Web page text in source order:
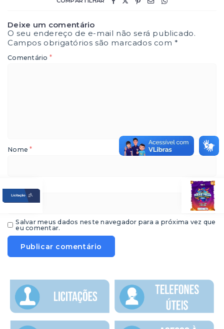
Deixe um comentário
O seu endereço de e-mail não será publicado.
Campos obrigatórios são marcados com*
Comentário *
Nome*
E-mail
Salvar meus dados neste navegador para a próxima vez que
eu comentar.